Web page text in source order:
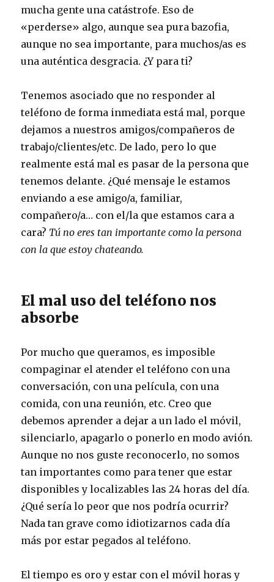
mucha gente una catástrofe. Eso de
«perderse» algo, aunque sea pura bazofia,
aunque no sea importante, para muchos/as es
una auténtica desgracia. ¿Y para ti?
Tenemos asociado que no responder al
teléfono de forma inmediata está mal, porque
dejamos a nuestros amigos/compañeros de
trabajo/clientes/etc. De lado, pero lo que
realmente está mal es pasar de la persona que
tenemos delante. ¿Qué mensaje le estamos
enviando a ese amigo/a, familiar,
compañero/a… con el/la que estamos cara a
cara? Tú no eres tan importante como la persona
con la que estoy chateando.
El mal uso del teléfono nos
absorbe
Por mucho que queramos, es imposible
compaginar el atender el teléfono con una
conversación, con una película, con una
comida, con una reunión, etc. Creo que
debemos aprender a dejar a un lado el móvil,
silenciarlo, apagarlo o ponerlo en modo avión.
Aunque no nos guste reconocerlo, no somos
tan importantes como para tener que estar
disponibles y localizables las 24 horas del día.
¿Qué sería lo peor que nos podría ocurrir?
Nada tan grave como idiotizarnos cada día
más por estar pegados al teléfono.
El tiempo es oro y estar con el móvil horas y